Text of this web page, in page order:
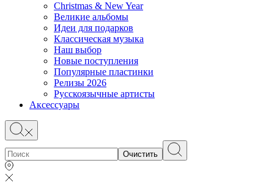
Christmas & New Year
Великие альбомы
Идеи для подарков
Классическая музыка
Наш выбор
Новые поступления
Популярные пластинки
Релизы 2026
Русскоязычные артисты
Аксессуары
Очистить